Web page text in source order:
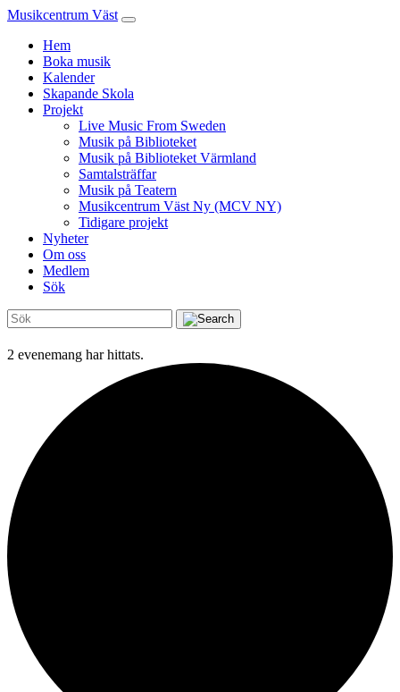
Musikcentrum Väst
Hem
Boka musik
Kalender
Skapande Skola
Projekt
Live Music From Sweden
Musik på Biblioteket
Musik på Biblioteket Värmland
Samtalsträffar
Musik på Teatern
Musikcentrum Väst Ny (MCV NY)
Tidigare projekt
Nyheter
Om oss
Medlem
Sök
2 evenemang har hittats.